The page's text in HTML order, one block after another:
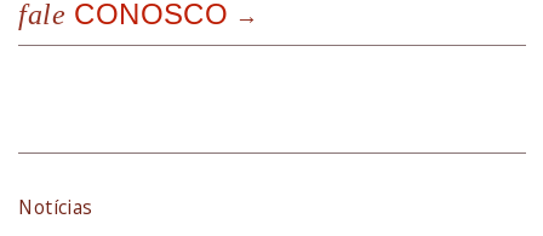
fale CONOSCO
Notícias